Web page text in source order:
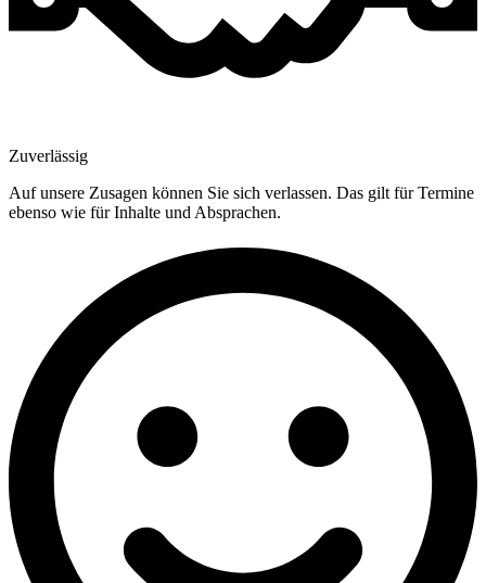
Zuverlässig
Auf unsere Zusagen können Sie sich verlassen. Das gilt für Termine
ebenso wie für Inhalte und Absprachen.